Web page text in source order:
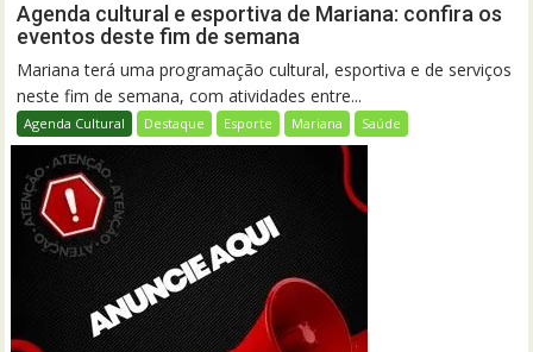
Agenda cultural e esportiva de Mariana: confira os
eventos deste fim de semana
Mariana terá uma programação cultural, esportiva e de serviços
neste fim de semana, com atividades entre...
Agenda Cultural Destaque Esporte Mariana Saúde